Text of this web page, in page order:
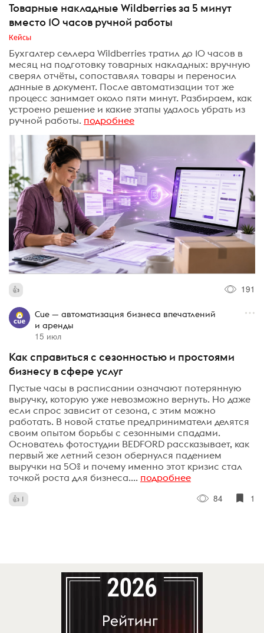
Товарные накладные Wildberries за 5 минут
вместо 10 часов ручной работы
Кейсы
Бухгалтер селлера Wildberries тратил до 10 часов в
месяц на подготовку товарных накладных: вручную
сверял отчёты, сопоставлял товары и переносил
данные в документ. После автоматизации тот же
процесс занимает около пяти минут. Разбираем, как
устроено решение и какие этапы удалось убрать из
ручной работы. подробнее
191
Cue — автоматизация бизнеса впечатлений
и аренды
15 июл
Как справиться с сезонностью и простоями
бизнесу в сфере услуг
Пустые часы в расписании означают потерянную
выручку, которую уже невозможно вернуть. Но даже
если спрос зависит от сезона, с этим можно
работать. В новой статье предприниматели делятся
своим опытом борьбы с сезонными спадами.
Основатель фотостудии BEDFORD рассказывает, как
первый же летний сезон обернулся падением
выручки на 50% и почему именно этот кризис стал
точкой роста для бизнеса.... подробнее
1 84 1